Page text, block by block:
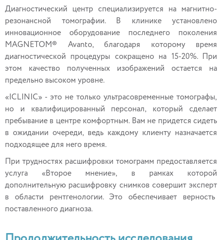
Диагностический центр специализируется на магнитно-
резонансной томографии. В клинике установлено
инновационное оборудование последнего поколения
MAGNETOM® Avanto, благодаря которому время
диагностической процедуры сокращено на 15-20%. При
этом качество полученных изображений остается на
предельно высоком уровне.
«ICLINIC» - это не только ультрасовременные томографы,
но и квалифицированный персонал, который сделает
пребывание в центре комфортным. Вам не придется сидеть
в ожидании очереди, ведь каждому клиенту назначается
подходящее для него время.
При трудностях расшифровки томограмм предоставляется
услуга «Второе мнение», в рамках которой
дополнительную расшифровку снимков совершит эксперт
в области рентгенологии. Это обеспечивает верность
поставленного диагноза.